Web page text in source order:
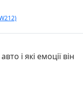
і які емоції він